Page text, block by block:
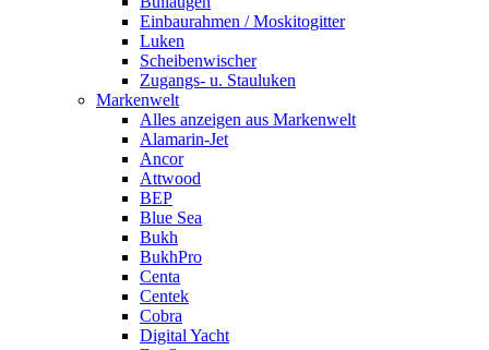
Einbaurahmen / Moskitogitter
Luken
Scheibenwischer
Zugangs- u. Stauluken
Markenwelt
Alles anzeigen aus Markenwelt
Alamarin-Jet
Ancor
Attwood
BEP
Blue Sea
Bukh
BukhPro
Centa
Centek
Cobra
Digital Yacht